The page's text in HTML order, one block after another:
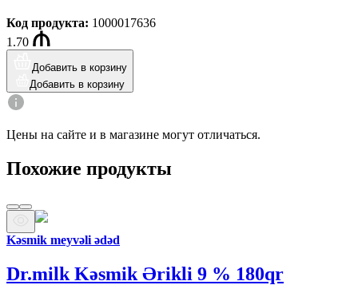
Код продукта: 1000017636
1.70
Добавить в корзину
Добавить в корзину
Цены на сайте и в магазине могут отличаться.
Похожие продукты
Kəsmik meyvəli ədəd
Dr.milk Kəsmik Ərikli 9 % 180qr